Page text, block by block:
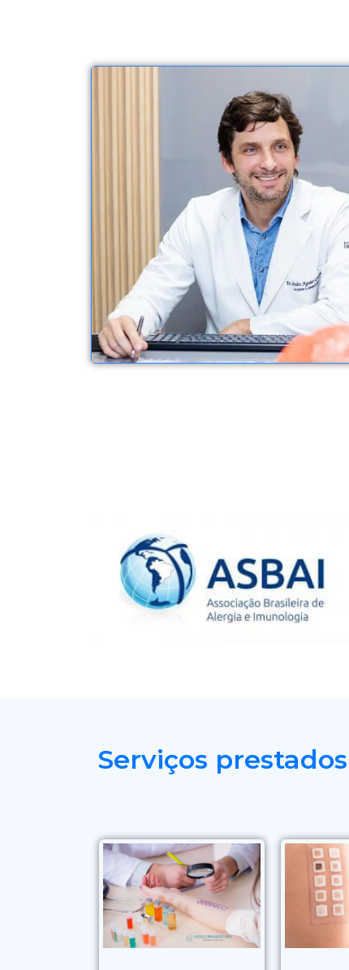
Serviços